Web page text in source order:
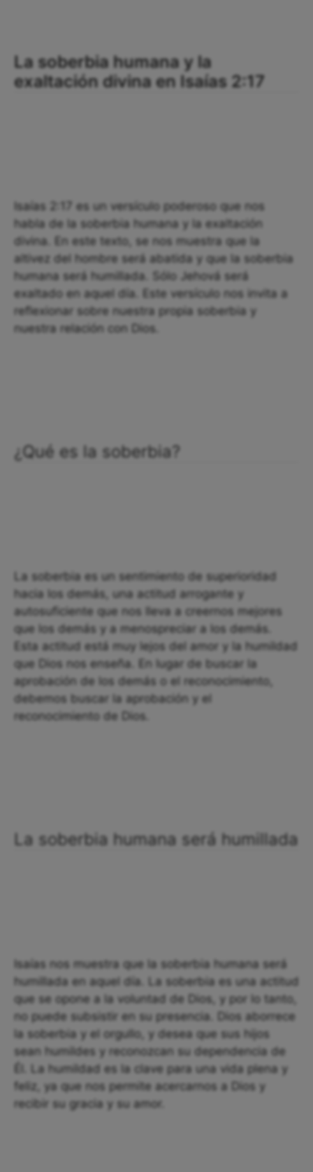
La soberbia humana y la
exaltación divina en Isaías 2:17
Isaías 2:17 es un versículo poderoso que nos
habla de la soberbia humana y la exaltación
divina. En este texto, se nos muestra que la
altivez del hombre será abatida y que la soberbia
humana será humillada. Sólo Jehová será
exaltado en aquel día. Este versículo nos invita a
reflexionar sobre nuestra propia soberbia y
nuestra relación con Dios.
¿Qué es la soberbia?
La soberbia es un sentimiento de superioridad
hacia los demás, una actitud arrogante y
autosuficiente que nos lleva a creernos mejores
que los demás y a menospreciar a los demás.
Esta actitud está muy lejos del amor y la humildad
que Dios nos enseña. En lugar de buscar la
aprobación de los demás o el reconocimiento,
debemos buscar la aprobación y el
reconocimiento de Dios.
La soberbia humana será humillada
Isaías nos muestra que la soberbia humana será
humillada en aquel día. La soberbia es una actitud
que se opone a la voluntad de Dios, y por lo tanto,
no puede subsistir en su presencia. Dios aborrece
la soberbia y el orgullo, y desea que sus hijos
sean humildes y reconozcan su dependencia de
Él. La humildad es la clave para una vida plena y
feliz, ya que nos permite acercarnos a Dios y
recibir su gracia y su amor.